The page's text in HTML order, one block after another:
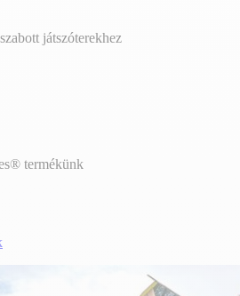
játszóterekhez
termékünk